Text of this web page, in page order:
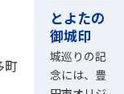
町
とよたの
御城印
城巡りの記
念には、豊